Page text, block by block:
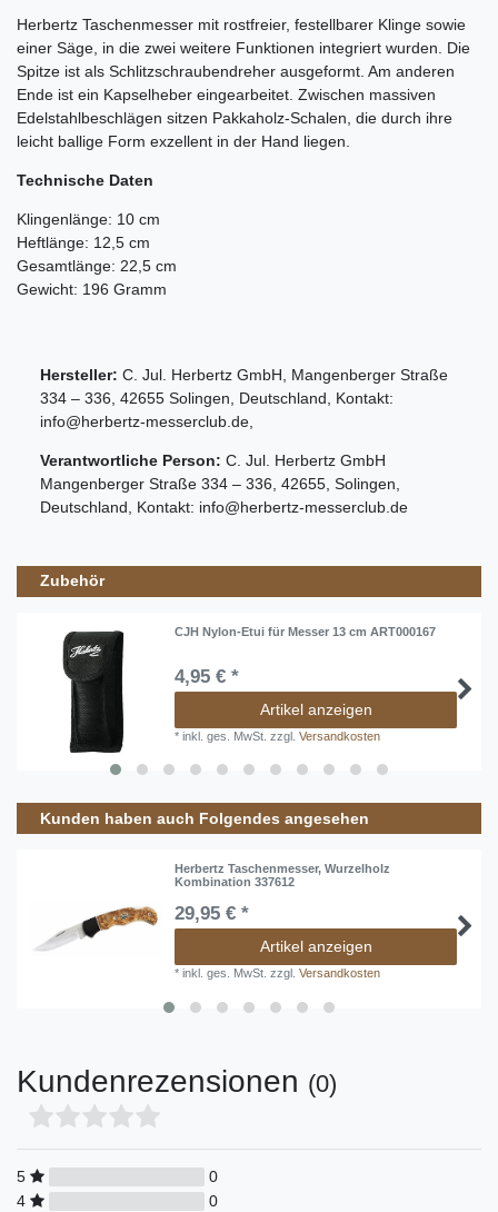
Herbertz Taschenmesser mit rostfreier, festellbarer Klinge sowie
einer Säge, in die zwei weitere Funktionen integriert wurden. Die
Spitze ist als Schlitzschraubendreher ausgeformt. Am anderen
Ende ist ein Kapselheber eingearbeitet. Zwischen massiven
Edelstahlbeschlägen sitzen Pakkaholz-Schalen, die durch ihre
leicht ballige Form exzellent in der Hand liegen.
Technische Daten
Klingenlänge: 10 cm
Heftlänge: 12,5 cm
Gesamtlänge: 22,5 cm
Gewicht: 196 Gramm
Hersteller: C. Jul. Herbertz GmbH
Mangenberger Straße
334 – 336 42655 Solingen Deutschland , Kontakt:
info@herbertz-messerclub.de
Verantwortliche Person: C. Jul. Herbertz GmbH
Mangenberger Straße 334 – 336 42655 Solingen
Deutschland , Kontakt: info@herbertz-messerclub.de
Zubehör
CJH Nylon-Etui für Messer 13 cm ART000167
4,95 € *
Artikel anzeigen
*inkl. ges. MwSt. zzgl.Versandkosten
Kunden haben auch Folgendes angesehen
Herbertz Taschenmesser, Wurzelholz
Kombination 337612
29,95 € *
Artikel anzeigen
*inkl. ges. MwSt. zzgl.Versandkosten
Kundenrezensionen (0)
5
0
4
0